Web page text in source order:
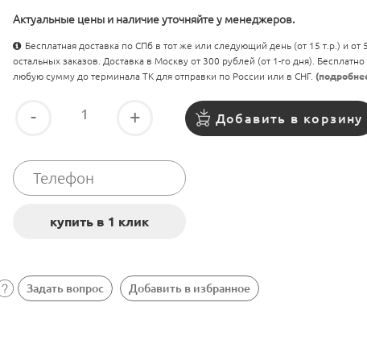
Актуальные цены и наличие уточняйте у менеджеров.
Бесплатная доставка по СПб в тот же или следующий день (от 15 т.р.) и от
остальных заказов. Доставка в Москву от 300 рублей (от 1-го дня).
любую сумму до терминала ТК для отправки по России или в СНГ.
- + Добавить в корзину
Задать вопрос Добавить в избранное